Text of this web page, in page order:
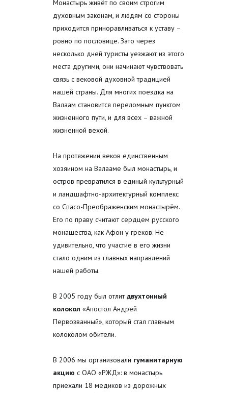
Монастырь живёт по своим строгим
духовным законам, и людям со стороны
приходится приноравливаться к уставу –
ровно по пословице. Зато через
несколько дней туристы уезжают из этого
места другими, они начинают чувствовать
связь с вековой духовной традицией
нашей страны. Для многих поездка на
Валаам становится переломным пунктом
жизненного пути, и для всех – важной
жизненной вехой.
На протяжении веков единственным
хозяином на Валааме был монастырь, и
остров превратился в единый культурный
и ландшафтно-архитектурный комплекс
со Спасо-Преображенским монастырём.
Его по праву считают сердцем русского
монашества, как Афон у греков. Не
удивительно, что участие в его жизни
стало одним из главных направлений
нашей работы.
В 2005 году был отлитдвухтонный
колокол «Апостол Андрей
Первозванный», который стал главным
колоколом обители.
В 2006 мы организовали гуманитарную
акцию с ОАО «РЖД»: в монастырь
приехали 18 медиков из дорожных